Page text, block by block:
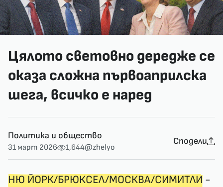
Цялото световно дередже се
оказа сложна първоаприлска
шега, всичко е наред
Политика и общество
31 март 2026 1,644@zhelyo
Сподели
НЮ ЙОРК/БРЮКСЕЛ/МОСКВА/СИМИТЛИ -